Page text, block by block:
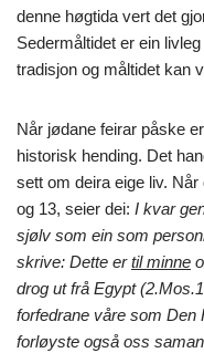
denne høgtida vert det
Sedermåltidet er ein
tradisjon og måltidet kan
Når jødane feirar påske
historisk hending. Det
sett om deira eige liv.
og 13, seier dei: I kvar
sjølv som ein som
skrive: Dette ertil minne
drog ut frå Egypt
forfedrane våre som Den
forløyste også oss